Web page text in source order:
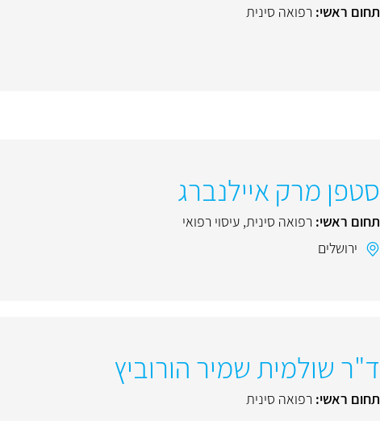
תחום ראשי: רפואה סינית
סטפן מרק איילנברג
תחום ראשי: רפואה סינית, עיסוי רפואי
ירושלים
ד"ר שולמית שמיר הורוביץ
תחום ראשי: רפואה סינית